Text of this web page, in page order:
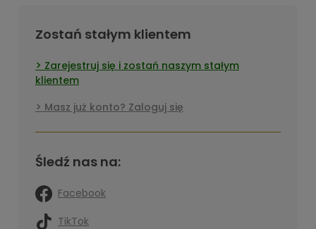
Zostań stałym klientem
Zarejestruj się i zostań naszym stałym
klientem
Masz już konto? Zaloguj się
Śledź nas na:
Facebook
TikTok